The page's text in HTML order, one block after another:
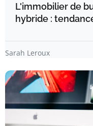
L'immobilier de
hybride :
Sarah Leroux